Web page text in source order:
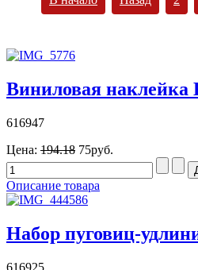
Виниловая наклейка
616947
Цена: 194.18 75руб.
Описание товара
Набор пуговиц-
616925